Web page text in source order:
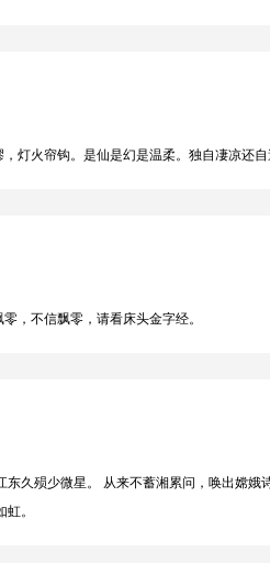
帘钩。是仙是幻是温柔。独自凄凉还自
不信飘零，请看床头金字经。
久殒少微星。 从来不蓄湘累问，唤出嫦娥
。